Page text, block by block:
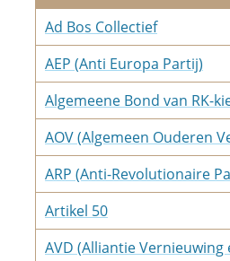
Ad Bos Collectief
AEP (Anti Europa Partij)
Algemeene Bond van RK-
AOV (Algemeen Ouderen
ARP (Anti-Revolutionaire
Artikel 50
AVD (Alliantie